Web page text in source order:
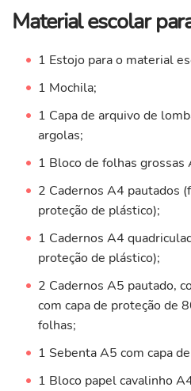
Material escolar
1 Estojo para o material
1 Mochila;
1 Capa de arquivo de
argolas;
1 Bloco de folhas grossas
2 Cadernos A4 pautados
proteção de plástico);
1 Cadernos A4
proteção de plástico);
2 Cadernos A5 pautado,
com capa de proteção de
folhas;
1 Sebenta A5 com capa
1 Bloco papel cavalinho